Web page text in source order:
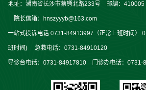
地址：湖南省长沙市蔡锷北路233号 邮编：
院长信箱：hnszyyyb@163.com
一站式投诉电话:0731-84913997（正常上班时间）
班时间) 急救电话：0731-84910120
导诊台电话：0731-84917810 门诊办电话：